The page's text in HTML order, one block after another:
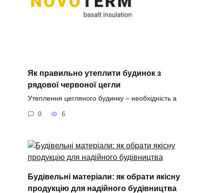
Як правильно утеплити будинок з
рядової червоної цегли
Утеплення цегляного будинку – необхідність а
0 6
Будівельні матеріали: як обрати якісну
продукцію для надійного будівництва